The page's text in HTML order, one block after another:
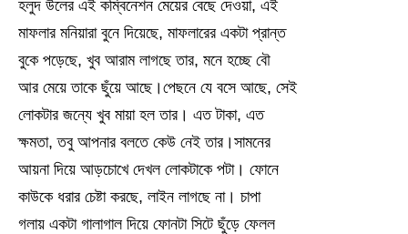
হলুদ উলের এই কম্বিনেশন মেয়ের বেছে দেওয়া, এই
মাফলার মনিয়ারা বুনে দিয়েছে, মাফলারের একটা প্রান্ত
বুকে পড়েছে, খুব আরাম লাগছে তার, মনে হচ্ছে বৌ
আর মেয়ে তাকে ছুঁয়ে আছে।পেছনে যে বসে আছে, সেই
লোকটার জন্যে খুব মায়া হল তার। এত টাকা, এত
ক্ষমতা, তবু আপনার বলতে কেউ নেই তার।সামনের
আয়না দিয়ে আড়চোখে দেখল লোকটাকে পটা। ফোনে
কাউকে ধরার চেষ্টা করছে, লাইন লাগছে না। চাপা
গলায় একটা গালাগাল দিয়ে ফোনটা সিটে ছুঁড়ে ফেলল